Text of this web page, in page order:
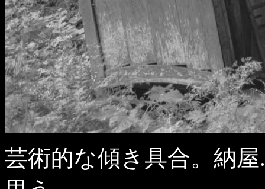
芸術的な傾き具合。納